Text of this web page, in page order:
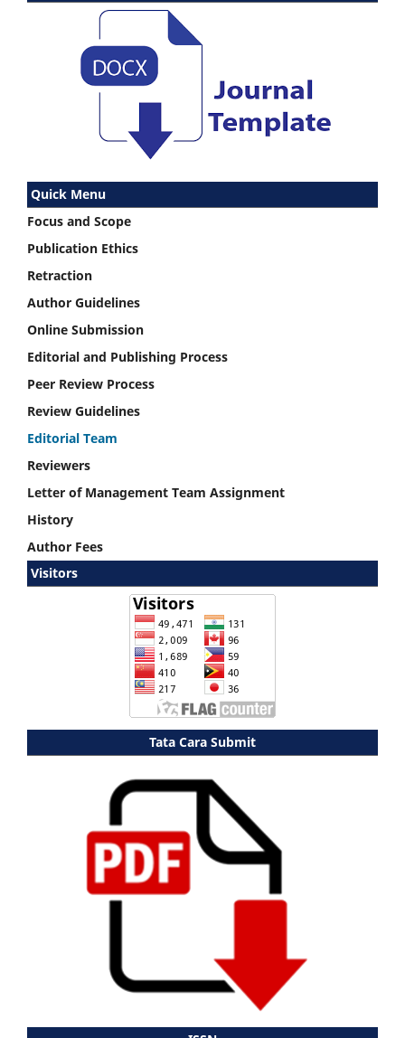
Quick Menu
Focus and Scope
Publication Ethics
Retraction
Author Guidelines
Online Submission
Editorial and Publishing Process
Peer Review Process
Review Guidelines
Editorial Team
Reviewers
Letter of Management Team Assignment
History
Author Fees
Visitors
Tata Cara Submit